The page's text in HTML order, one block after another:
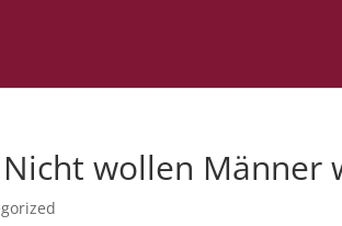
wollen Männer